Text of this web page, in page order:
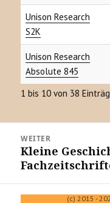
Unison Research
S2K
Unison Research
Absolute 845
1 bis 10 von 38
Navigation
WEITER
Nächster
Beitrag:
Kleine
(c) 2015 -